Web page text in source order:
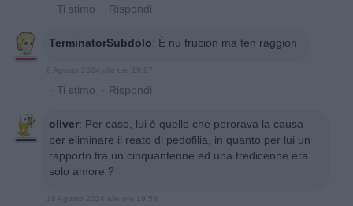
· Ti stimo · Rispondi
TerminatorSubdolo: È nu frucion ma ten raggion
8 Agosto 2024 alle ore 19:27
· Ti stimo · Rispondi
oliver: Per caso, lui è quello che perorava la causa
per eliminare il reato di pedofilia, in quanto per lui un
rapporto tra un cinquantenne ed una tredicenne era
solo amore ?
18 Agosto 2024 alle ore 19:53